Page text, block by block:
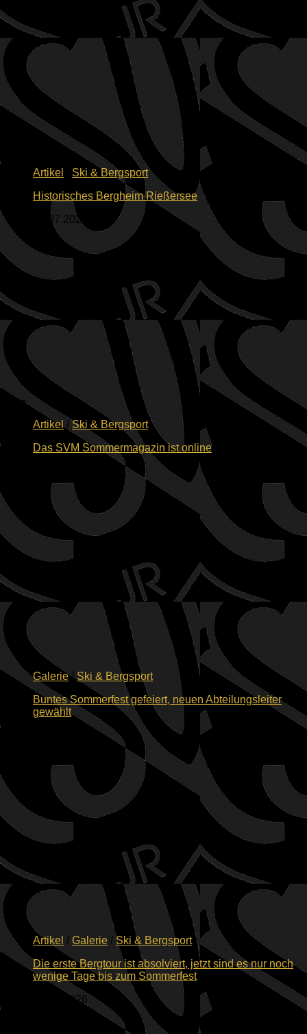
Artikel
Ski & Bergsport
Historisches Bergheim Rießersee
23.07.2026
Artikel/ Ski & Bergsport
Das SVM Sommermagazin ist online
Galerie/Ski & Bergsport
Buntes Sommerfest gefeiert, neuen Abteilungsleiter
gewählt
Artikel / Galerie / Ski & Bergsport
Die erste Bergtour ist absolviert, jetzt sind es nur noch
wenige Tage bis zum Sommerfest
04.07.2026